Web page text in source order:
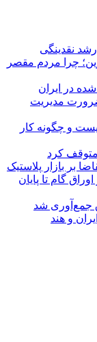
رشد نقدینگی
چرا مردم مقصر
در ایران
ضرورت مدیریت
و چگونه کار
بر بازار پلاستیک
گام تا پایان
و هند